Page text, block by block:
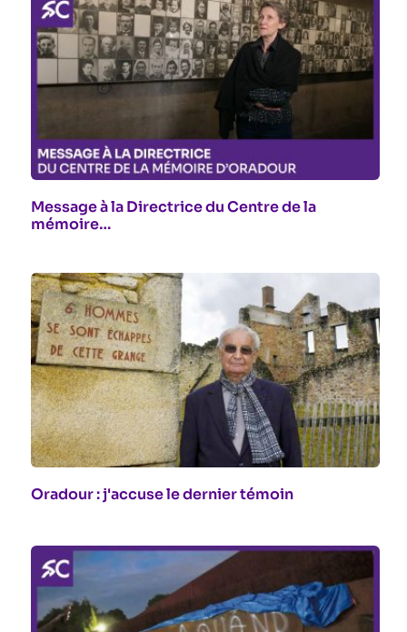
Message à la Directrice du Centre de la
mémoire…
Oradour : j'accuse le dernier témoin